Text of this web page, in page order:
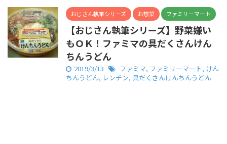
おじさん執筆シリーズ お惣菜 ファミリーマート
【おじさん執筆シリーズ】野菜嫌い
もＯＫ！ファミマの具だくさんけん
ちんうどん
2019/3/13 ファミマ, ファミリーマート, けん
ちんうどん, レンチン, 具だくさんけんちんうどん